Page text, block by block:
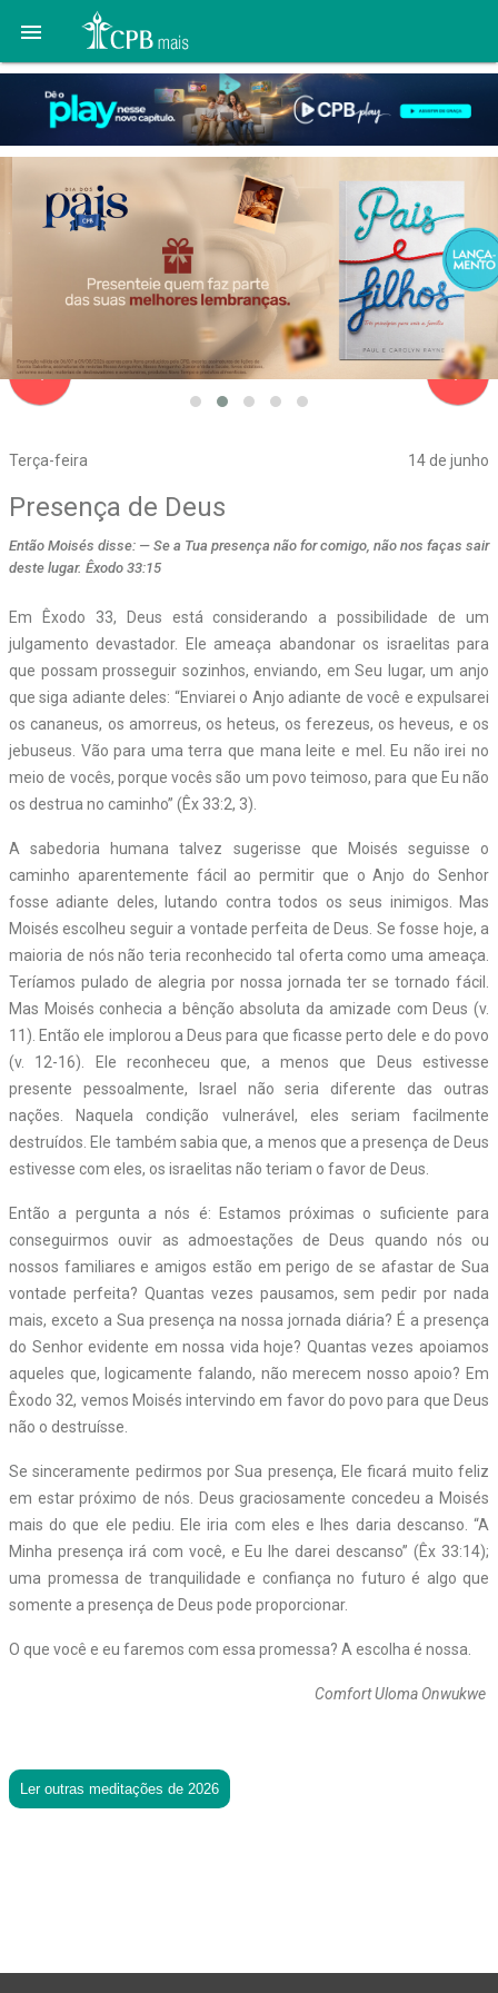

Terça-feira 14 de junho
navigate_before
Presença de Deus
Então Moisés disse: — Se a Tua presença não for comigo, não nos faças sair
deste lugar. Êxodo 33:15
Em Êxodo 33, Deus está considerando a possibilidade de um
julgamento devastador. Ele ameaça abandonar os israelitas para
que possam prosseguir sozinhos, enviando, em Seu lugar, um anjo
que siga adiante deles: “Enviarei o Anjo adiante de você e expulsarei
os cananeus, os amorreus, os heteus, os ferezeus, os heveus, e os
jebuseus. Vão para uma terra que mana leite e mel. Eu não irei no
meio de vocês, porque vocês são um povo teimoso, para que Eu não
os destrua no caminho” (Êx 33:2, 3).
A sabedoria humana talvez sugerisse que Moisés seguisse o
caminho aparentemente fácil ao permitir que o Anjo do Senhor
fosse adiante deles, lutando contra todos os seus inimigos. Mas
Moisés escolheu seguir a vontade perfeita de Deus. Se fosse hoje, a
maioria de nós não teria reconhecido tal oferta como uma ameaça.
Teríamos pulado de alegria por nossa jornada ter se tornado fácil.
Mas Moisés conhecia a bênção absoluta da amizade com Deus (v.
11). Então ele implorou a Deus para que ficasse perto dele e do povo
(v. 12-16). Ele reconheceu que, a menos que Deus estivesse
presente pessoalmente, Israel não seria diferente das outras
nações. Naquela condição vulnerável, eles seriam facilmente
destruídos. Ele também sabia que, a menos que a presença de Deus
estivesse com eles, os israelitas não teriam o favor de Deus.
Então a pergunta a nós é: Estamos próximas o suficiente para
conseguirmos ouvir as admoestações de Deus quando nós ou
nossos familiares e amigos estão em perigo de se afastar de Sua
vontade perfeita? Quantas vezes pausamos, sem pedir por nada
mais, exceto a Sua presença na nossa jornada diária? É a presença
do Senhor evidente em nossa vida hoje? Quantas vezes apoiamos
aqueles que, logicamente falando, não merecem nosso apoio? Em
Êxodo 32, vemos Moisés intervindo em favor do povo para que Deus
não o destruísse.
Se sinceramente pedirmos por Sua presença, Ele ficará muito feliz
em estar próximo de nós. Deus graciosamente concedeu a Moisés
mais do que ele pediu. Ele iria com eles e lhes daria descanso. “A
Minha presença irá com você, e Eu lhe darei descanso” (Êx 33:14);
uma promessa de tranquilidade e confiança no futuro é algo que
somente a presença de Deus pode proporcionar.
O que você e eu faremos com essa promessa? A escolha é nossa.
Comfort Uloma Onwukwe
Ler outras meditações de 2026
navigate_next